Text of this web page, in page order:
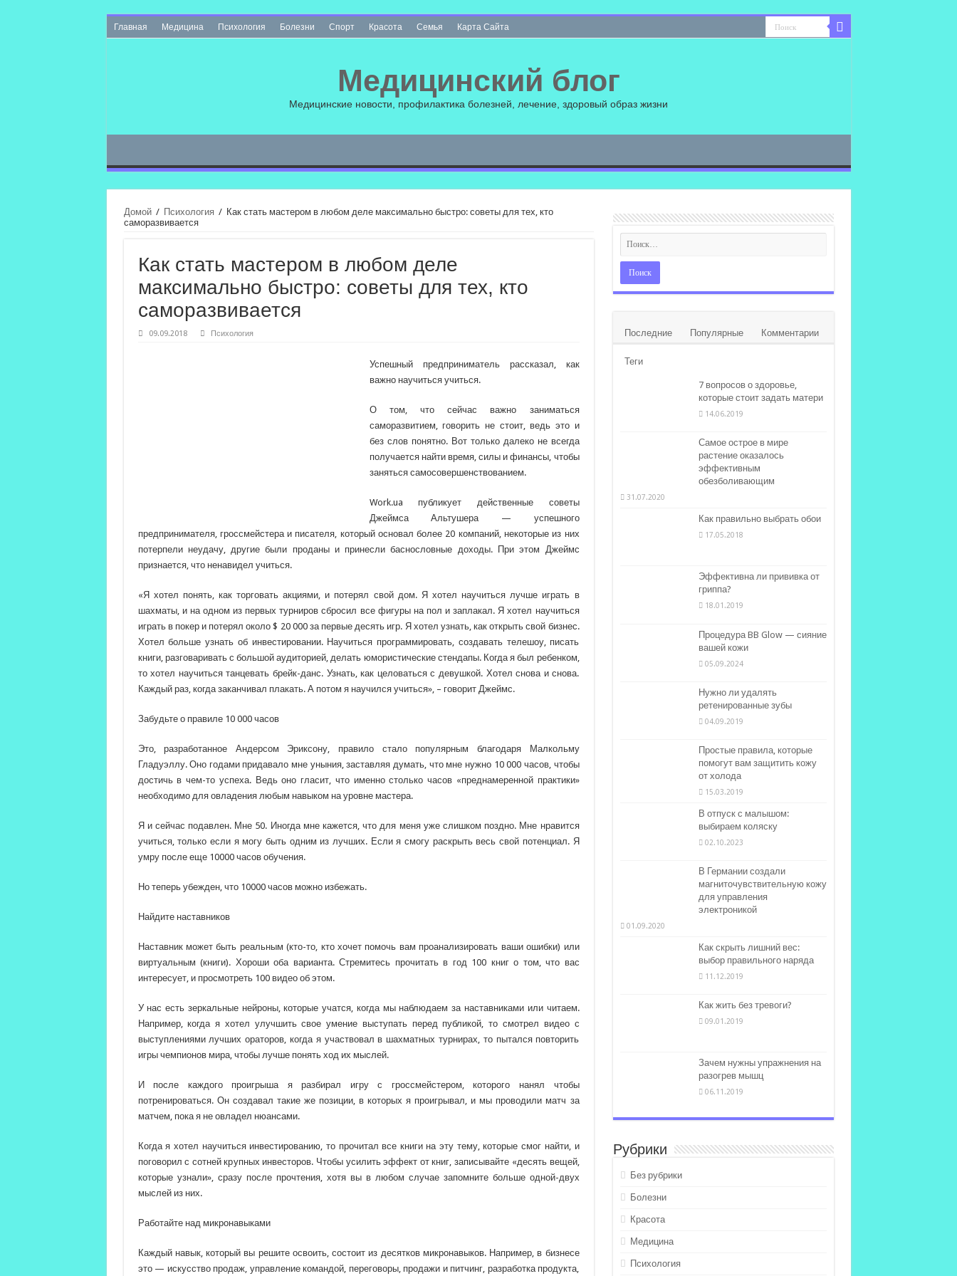
Главная Медицина Психология Болезни Спорт Красота Семья Карта Сайта
Медицинский блог
Медицинские новости, профилактика болезней, лечение, здоровый образ жизни
Домой / Психология / Как стать мастером в любом деле максимально быстро: советы для тех, кто
саморазвивается
Как стать мастером в любом деле
максимально быстро: советы для тех, кто
саморазвивается
09.09.2018 Психология
Успешный предприниматель рассказал, как
важно научиться учиться.
О том, что сейчас важно заниматься
саморазвитием, говорить не стоит, ведь это и
без слов понятно. Вот только далеко не всегда
получается найти время, силы и финансы, чтобы
заняться самосовершенствованием.
Work.ua публикует действенные советы
Джеймса Альтушера — успешного
предпринимателя, гроссмейстера и писателя, который основал более 20 компаний, некоторые из них
потерпели неудачу, другие были проданы и принесли баснословные доходы. При этом Джеймс
признается, что ненавидел учиться.
«Я хотел понять, как торговать акциями, и потерял свой дом. Я хотел научиться лучше играть в
шахматы, и на одном из первых турниров сбросил все фигуры на пол и заплакал. Я хотел научиться
играть в покер и потерял около $ 20 000 за первые десять игр. Я хотел узнать, как открыть свой бизнес.
Хотел больше узнать об инвестировании. Научиться программировать, создавать телешоу, писать
книги, разговаривать с большой аудиторией, делать юмористические стендапы. Когда я был ребенком,
то хотел научиться танцевать брейк-данс. Узнать, как целоваться с девушкой. Хотел снова и снова.
Каждый раз, когда заканчивал плакать. А потом я научился учиться», – говорит Джеймс.
Забудьте о правиле 10 000 часов
Это, разработанное Андерсом Эриксону, правило стало популярным благодаря Малкольму
Гладуэллу. Оно годами придавало мне уныния, заставляя думать, что мне нужно 10 000 часов, чтобы
достичь в чем-то успеха. Ведь оно гласит, что именно столько часов «преднамеренной практики»
необходимо для овладения любым навыком на уровне мастера.
Я и сейчас подавлен. Мне 50. Иногда мне кажется, что для меня уже слишком поздно. Мне нравится
учиться, только если я могу быть одним из лучших. Если я смогу раскрыть весь свой потенциал. Я
умру после еще 10000 часов обучения.
Но теперь убежден, что 10000 часов можно избежать.
Найдите наставников
Наставник может быть реальным (кто-то, кто хочет помочь вам проанализировать ваши ошибки) или
виртуальным (книги). Хороши оба варианта. Стремитесь прочитать в год 100 книг о том, что вас
интересует, и просмотреть 100 видео об этом.
У нас есть зеркальные нейроны, которые учатся, когда мы наблюдаем за наставниками или читаем.
Например, когда я хотел улучшить свое умение выступать перед публикой, то смотрел видео с
выступлениями лучших ораторов, когда я участвовал в шахматных турнирах, то пытался повторить
игры чемпионов мира, чтобы лучше понять ход их мыслей.
И после каждого проигрыша я разбирал игру с гроссмейстером, которого нанял чтобы
потренироваться. Он создавал такие же позиции, в которых я проигрывал, и мы проводили матч за
матчем, пока я не овладел нюансами.
Когда я хотел научиться инвестированию, то прочитал все книги на эту тему, которые смог найти, и
поговорил с сотней крупных инвесторов. Чтобы усилить эффект от книг, записывайте «десять вещей,
которые узнали», сразу после прочтения, хотя вы в любом случае запомните больше одной-двух
мыслей из них.
Работайте над микронавыками
Каждый навык, который вы решите освоить, состоит из десятков микронавыков. Например, в бизнесе
это — искусство продаж, управление командой, переговоры, продажи и питчинг, разработка продукта,
Последние Популярные Комментарии
Теги
7 вопросов о здоровье,
которые стоит задать матери
14.06.2019
Самое острое в мире
растение оказалось
эффективным
обезболивающим
31.07.2020
Как правильно выбрать обои
17.05.2018
Эффективна ли прививка от
гриппа?
18.01.2019
Процедура BB Glow — сияние
вашей кожи
05.09.2024
Нужно ли удалять
ретенированные зубы
04.09.2019
Простые правила, которые
помогут вам защитить кожу
от холода
15.03.2019
В отпуск с малышом:
выбираем коляску
02.10.2023
В Германии создали
магниточувствительную кожу
для управления
электроникой
01.09.2020
Как скрыть лишний вес:
выбор правильного наряда
11.12.2019
Как жить без тревоги?
09.01.2019
Зачем нужны упражнения на
разогрев мышц
06.11.2019
Рубрики
Без рубрики
Болезни
Красота
Медицина
Психология